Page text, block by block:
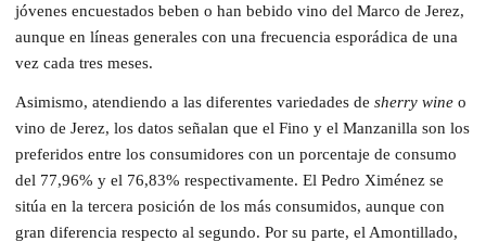
jóvenes encuestados beben o han bebido vino del Marco de Jerez,
aunque en líneas generales con una frecuencia esporádica de una
vez cada tres meses.
Asimismo, atendiendo a las diferentes variedades de sherry wine o
vino de Jerez, los datos señalan que el Fino y el Manzanilla son los
preferidos entre los consumidores con un porcentaje de consumo
del 77,96% y el 76,83% respectivamente. El Pedro Ximénez se
sitúa en la tercera posición de los más consumidos, aunque con
gran diferencia respecto al segundo. Por su parte, el Amontillado,